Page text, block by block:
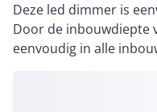
Deze led dimmer is
Door de inbouwdiepte
eenvoudig in alle